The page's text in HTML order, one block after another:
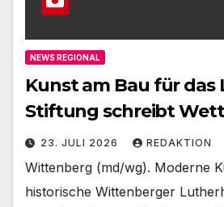
NEWS REGIONAL
Kunst am Bau für das
Stiftung schreibt
23. JULI 2026 REDAKTION
Wittenberg (md/wg). Moderne
historische Wittenberger